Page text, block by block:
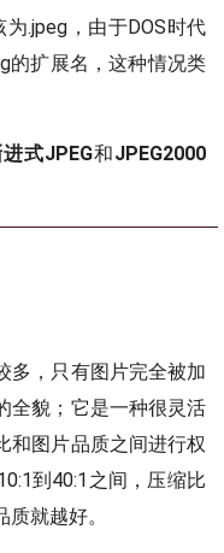
.jpeg，由于DOS时代
的扩展名，这种情况类
式JPEG和JPEG2000
多，只有图片完全被加
全貌；它是一种很灵活
和图片品质之间进行权
到40:1之间，压缩比
就越好。